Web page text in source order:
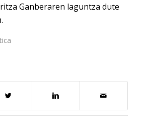
Ganberaren laguntza dute